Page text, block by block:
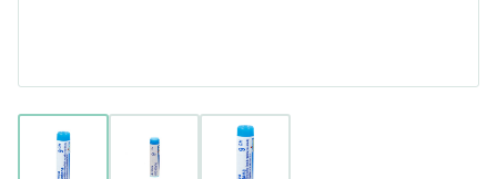
View larger imageView larger imageView larger image